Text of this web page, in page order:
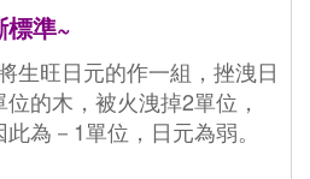
標準~
生旺日元的作一組，挫洩日
的木，被火洩掉2單位，
為－1單位，日元為弱。